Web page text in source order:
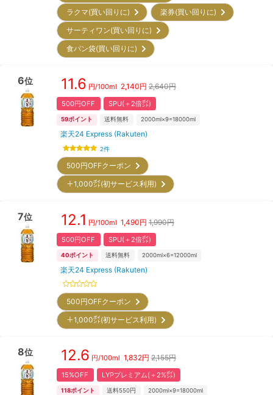
ラクマ(買い回りに)
楽券(買い回りに)
サーティワン(買い回りに)
食パン袋(買い回りに)
6位 11.6 円/100ml 2,140円 2,640円
500円OFF SPU(＋2倍㌽)
59ポイント 送料無料 2000ml×9=18000ml
楽天24 Express (Rakuten)
2件
500円OFFクーポン
＋1,000㌽(初サービス利用)
7位 12.1 円/100ml 1,490円 1,990円
500円OFF SPU(＋2倍㌽)
40ポイント 送料無料 2000ml×6=12000ml
楽天24 Express (Rakuten)
500円OFFクーポン
＋1,000㌽(初サービス利用)
8位 12.6 円/100ml 1,832円 2,155円
15%OFF LYPプレミアム(＋2%㌽)
118ポイント 送料550円 2000ml×9=18000ml